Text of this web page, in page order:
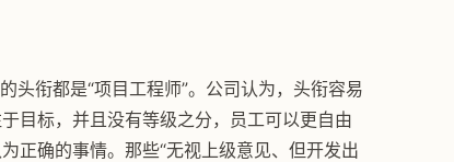
头衔都是“项目工程师”。公司认为，头衔容易
目标，并且没有等级之分，员工可以更自由
正确的事情。那些“无视上级意见、但开发出